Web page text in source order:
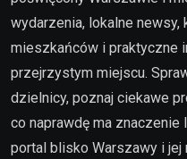
wydarzenia, lokalne newsy,
mieszkańców i praktyczne
przejrzystym miejscu.
dzielnicy, poznaj ciekawe
co naprawdę ma
portal blisko Warszawy i jej